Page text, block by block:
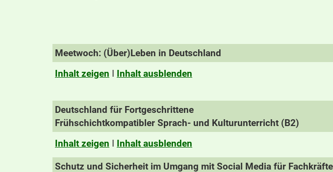
Meetwoch: (Über)Leben in Deutschland
Inhalt zeigen I Inhalt ausblenden
Deutschland für Fortgeschrittene
Frühschichtkompatibler Sprach- und Kulturunterricht (B2)
Inhalt zeigen I Inhalt ausblenden
Schutz und Sicherheit im Umgang mit Social Media für